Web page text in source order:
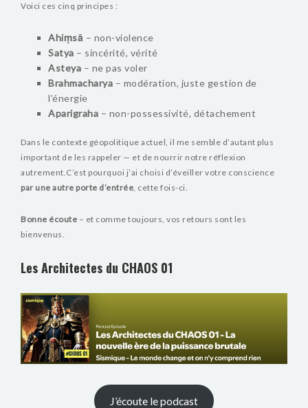
Voici ces cinq principes :
Ahiṃsā – non-violence
Satya – sincérité, vérité
Asteya – ne pas voler
Brahmacharya – modération, juste gestion de
l’énergie
Aparigraha – non-possessivité, détachement
Dans le contexte géopolitique actuel, il me semble d’autant plus
important de les rappeler — et de nourrir notre réflexion
autrement.C’est pourquoi j’ai choisi d’éveiller votre conscience
par une autre porte d’entrée, cette fois-ci.
Bonne écoute – et comme toujours, vos retours sont les
bienvenus.
Les Architectes du CHAOS 01
J’écoute le podcast